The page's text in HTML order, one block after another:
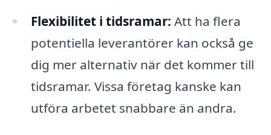
Flexibilitet i tidsramar: Att ha flera
potentiella leverantörer kan också ge
dig mer alternativ när det kommer till
tidsramar. Vissa företag kanske kan
utföra arbetet snabbare än andra.